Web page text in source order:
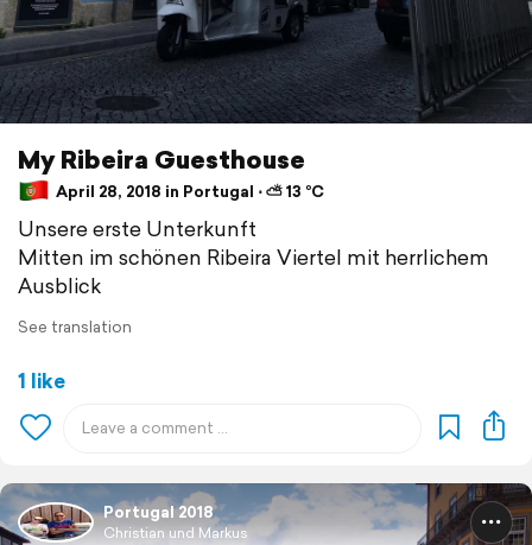
My Ribeira Guesthouse
April 28, 2018 in Portugal ⋅ ⛅ 13 °C
Unsere erste Unterkunft
Mitten im schönen Ribeira Viertel mit herrlichem
Ausblick
See translation
1 like
Portugal 2018
Christian und Markus